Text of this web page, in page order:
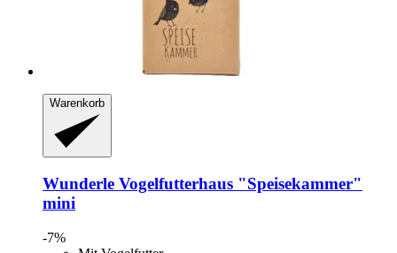
Warenkorb
Wunderle Vogelfutterhaus "Speisekammer"
mini
-7%